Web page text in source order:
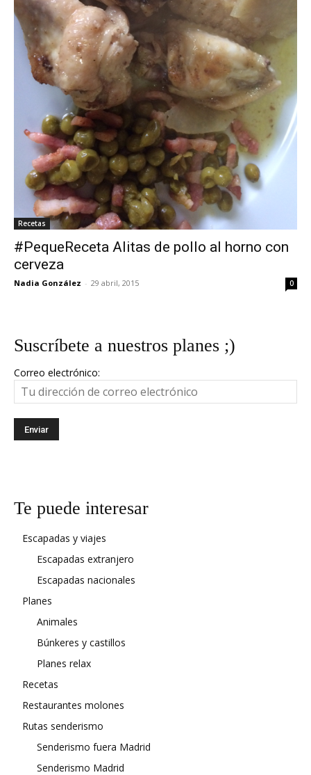
Recetas
#PequeReceta Alitas de pollo al horno con
cerveza
Nadia González - 29 abril, 2015 0
Suscríbete a nuestros planes ;)
Correo electrónico:
Te puede interesar
Escapadas y viajes
Escapadas extranjero
Escapadas nacionales
Planes
Animales
Búnkeres y castillos
Planes relax
Recetas
Restaurantes molones
Rutas senderismo
Senderismo fuera Madrid
Senderismo Madrid